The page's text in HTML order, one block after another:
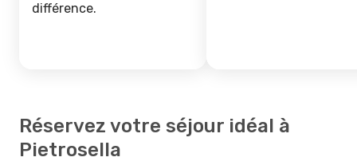
différence.
Réservez votre séjour idéal à
Pietrosella